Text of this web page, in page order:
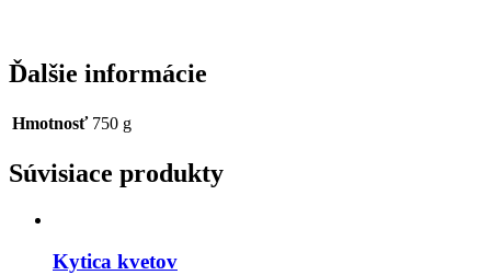
Ďalšie informácie
Hmotnosť 750 g
Súvisiace produkty
Kytica kvetov